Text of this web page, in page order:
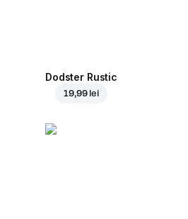
Dodster Rustic
19,99 lei